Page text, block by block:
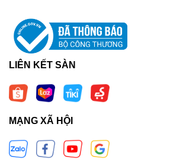
LIÊN KẾT SÀN
MẠNG XÃ HỘI